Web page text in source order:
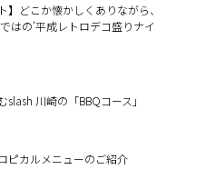
】どこか懐かしくありながら、
はの’平成レトロデコ盛りナイ
川崎の「BBQコース」
ピカルメニューのご紹介